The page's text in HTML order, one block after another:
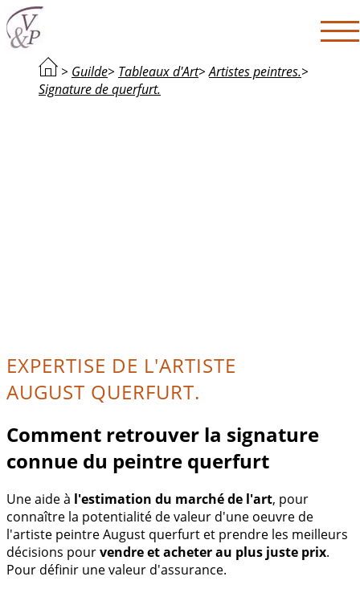
> Guilde> Tableaux d'Art>Artistes peintres.>
Signature de querfurt.
EXPERTISE DE L'ARTISTE
AUGUST QUERFURT.
Comment retrouver la signature
connue du peintre querfurt
Une aide à l'estimation du marché de l'art, pour
connaître la potentialité de valeur d'une oeuvre de
l'artiste peintre August querfurt et prendre les meilleurs
décisions pourvendre et acheter au plus juste prix.
Pour définir une valeur d'assurance.